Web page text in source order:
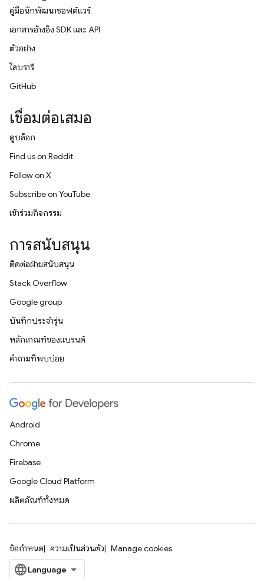
คู่มือนักพัฒนาซอฟต์แวร์
เอกสารอ้างอิง SDK และ API
ตัวอย่าง
ไลบรารี
GitHub
เชื่อมต่อเสมอ
ดูบล็อก
Find us on Reddit
Follow on X
Subscribe on YouTube
เข้าร่วมกิจกรรม
การสนับสนุน
ติดต่อฝ่ายสนับสนุน
Stack Overflow
Google group
บันทึกประจำรุ่น
หลักเกณฑ์ของแบรนด์
คำถามที่พบบ่อย
Android
Chrome
Firebase
Google Cloud Platform
ผลิตภัณฑ์ทั้งหมด
ข้อกำหนด ความเป็นส่วนตัว Manage cookies